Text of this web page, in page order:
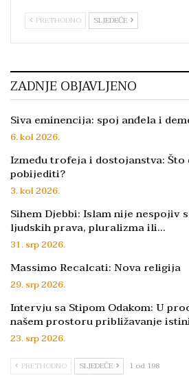
PRETHODNO SLJEDEĆE
ZADNJE OBJAVLJENO
Siva eminencija: spoj anđela i
6. kol 2026.
Između trofeja i dostojanstva: Što
pobijediti?
3. kol 2026.
Sihem Djebbi: Islam nije nespojiv
ljudskih prava, pluralizma ili…
31. srp 2026.
Massimo Recalcati: Nova religija
29. srp 2026.
Intervju sa Stipom Odakom: U
našem prostoru približavanje
23. srp 2026.
PRETHODNO SLJEDEĆE 1 od 198